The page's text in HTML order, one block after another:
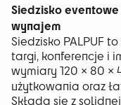
Siedzisko
wynajem
Siedzisko PALPUF
targi, konferencje i
wymiary 120 × 80 ×
użytkowania oraz
Składa się z